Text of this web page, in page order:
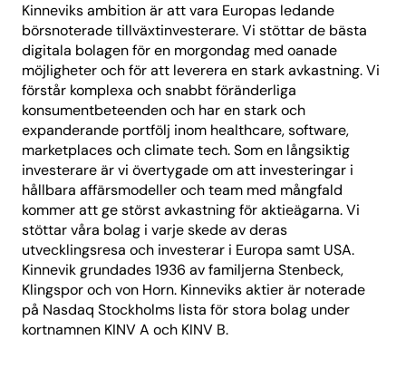
Kinneviks ambition är att vara Europas ledande
börsnoterade tillväxtinvesterare. Vi stöttar de bästa
digitala bolagen för en morgondag med oanade
möjligheter och för att leverera en stark avkastning. Vi
förstår komplexa och snabbt föränderliga
konsumentbeteenden och har en stark och
expanderande portfölj inom healthcare, software,
marketplaces och climate tech. Som en långsiktig
investerare är vi övertygade om att investeringar i
hållbara affärsmodeller och team med mångfald
kommer att ge störst avkastning för aktieägarna. Vi
stöttar våra bolag i varje skede av deras
utvecklingsresa och investerar i Europa samt USA.
Kinnevik grundades 1936 av familjerna Stenbeck,
Klingspor och von Horn. Kinneviks aktier är noterade
på Nasdaq Stockholms lista för stora bolag under
kortnamnen KINV A och KINV B.